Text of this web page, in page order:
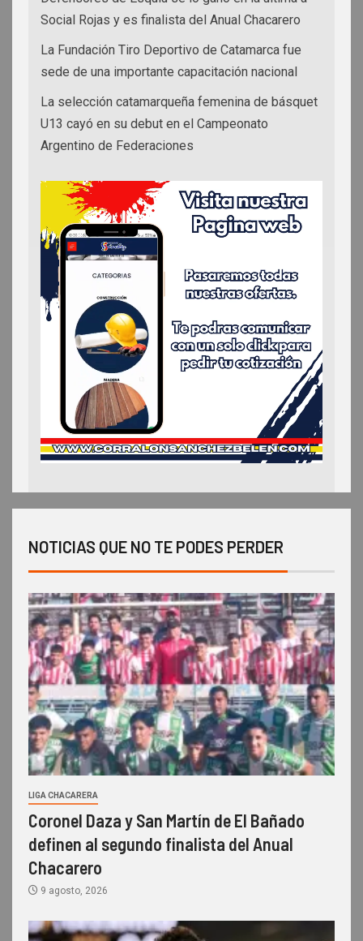
Social Rojas y es finalista del Anual Chacarero
La Fundación Tiro Deportivo de Catamarca fue
sede de una importante capacitación nacional
La selección catamarqueña femenina de básquet
U13 cayó en su debut en el Campeonato
Argentino de Federaciones
NOTICIAS QUE NO TE PODES PERDER
LIGA CHACARERA
Coronel Daza y San Martín de El Bañado
definen al segundo finalista del Anual
Chacarero
9 agosto, 2026